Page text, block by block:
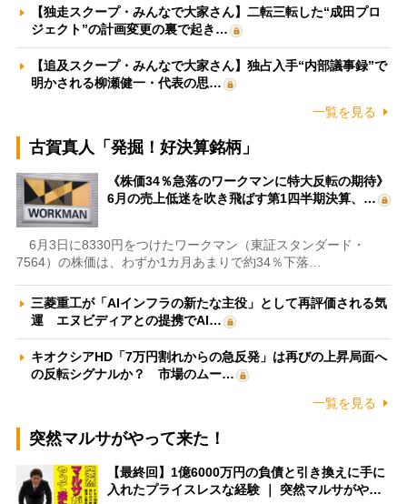
【独走スクープ・みんなで大家さん】二転三転した“成田プロ
ジェクト”の計画変更の裏で起き…
【追及スクープ・みんなで大家さん】独占入手“内部議事録”で
明かされる柳瀬健一・代表の思…
一覧を見る
古賀真人「発掘！好決算銘柄」
《株価34％急落のワークマンに特大反転の期待》
6月の売上低迷を吹き飛ばす第1四半期決算、…
6月3日に8330円をつけたワークマン（東証スタンダード・
7564）の株価は、わずか1カ月あまりで約34％下落…
三菱重工が「AIインフラの新たな主役」として再評価される気
運 エヌビディアとの提携でAI…
キオクシアHD「7万円割れからの急反発」は再びの上昇局面へ
の反転シグナルか？ 市場のムー…
一覧を見る
突然マルサがやって来た！
【最終回】1億6000万円の負債と引き換えに手に
入れたプライスレスな経験 ｜ 突然マルサがや…